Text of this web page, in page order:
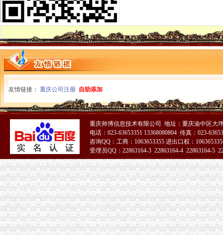
广州注册公司_广州工商注册_广州公司注册代理-广州角斗士财务,专
昆明财务代理记账,昆明税务代理,昆明财务公司-昆明卓远财务管理
海南博利通财务咨询有限公司
广州浩轩财税-广州财务公司|广州财税公司
某建筑公司财务制度（转载）_会计_天涯论坛_天涯社区
页--天津市滨海财务服务中心
《公司财务管理》100篇第一文库网
上市公司频财务造丑闻-股票频道-金融界
西安财务公司/公司注册,西安代办营业执照,西安工商注册/代办公司-
保会通财务软件,保会软件官网
广州澄朗财务咨询有限公司,广州注册公司,大石财务公司,大石注
苏州代理记账公司_苏州代办注册公司_苏州代办营业执照_哪家好_苏州
224家财务公司2015年净赚584亿元_新浪新闻
公司财务会计-法律快车公司法
大连公司注册|大连注册公司|大连代办公司|大连财务代理|大连代理记帐
广州鸿顺财务咨询有限公司_创业好帮手
西安注册公司_西安代理注册公司_西安财务公司_财税代理_社保代办-
成都哪家财务公司比较专业
财务公司迎资产证券化机遇_财经_环球网
深圳代理记账【宝安区松岗创利财务公司】沙井注册公司,公明出口退税
公司财务表格大全_财务报表表格下载【财务表格大全】_资讯专题_金
温州会计培训_温州工商代理_温州财税代理_温州金算盘财务管理有限
友情链接： 重庆公司注册 自助添加
重庆帅博信息技术有限公司 地址：重庆渝中区大
电话：023-63653351 13368080804 传真：023-
咨询QQ：工商：1063653355 进出口权：
受理员QQ：22863164-3 22863164-4 22863164-5
51La